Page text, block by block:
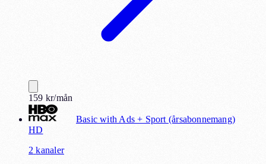
159 kr/mån
Basic with Ads + Sport (årsabonnemang)
HD
2 kanaler